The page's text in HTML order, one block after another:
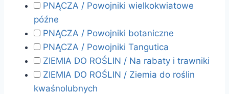
PNĄCZA / Powojniki wielkokwiatowe
późne
PNĄCZA / Powojniki botaniczne
PNĄCZA / Powojniki Tangutica
ZIEMIA DO ROŚLIN / Na rabaty i trawniki
ZIEMIA DO ROŚLIN / Ziemia do roślin
kwaśnolubnych